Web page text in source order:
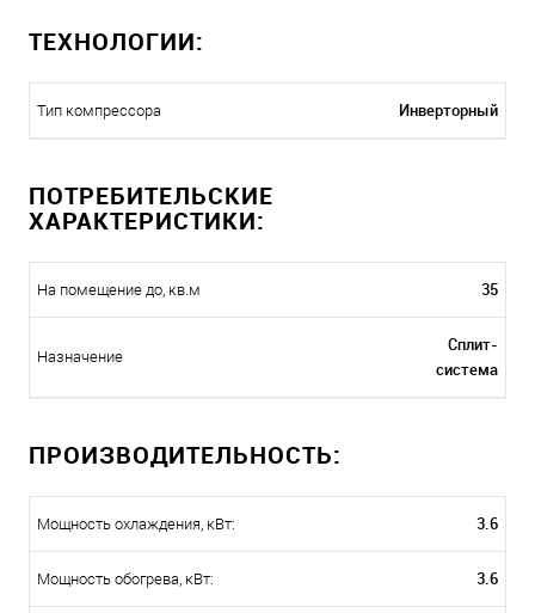
ТЕХНОЛОГИИ:
Тип компрессора Инверторный
ПОТРЕБИТЕЛЬСКИЕ
ХАРАКТЕРИСТИКИ:
На помещение до, кв.м 35
Назначение
Сплит-
система
ПРОИЗВОДИТЕЛЬНОСТЬ:
Мощность охлаждения, кВт: 3.6
Мощность обогрева, кВт: 3.6